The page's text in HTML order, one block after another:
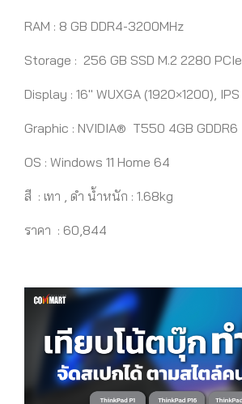
RAM : 8 GB DDR4-3200MHz
Storage : 256 GB SSD M.2 2280 PCIe
Display : 16″ WUXGA (1920×1200), IPS
Graphic : NVIDIA® T550 4GB GDDR6
OS : Windows 11 Home 64
สี : เทา , ดำ น้ำหนัก : 1.68kg
ราคา : 60,844